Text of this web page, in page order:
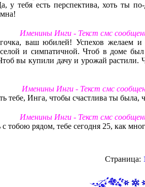
у тебя есть перспектива, хоть ты
Именины Инги - Текст смс
ваш юбилей! Успехов желаем
и симпатичной. Чтоб в доме
вы купили дачу и урожай растили.
Именины Инги - Текст смс
тебе, Инга, чтобы счастлива ты была,
Именины Инги - Текст смс
с тобою рядом, тебе сегодня 25, как
Страница: